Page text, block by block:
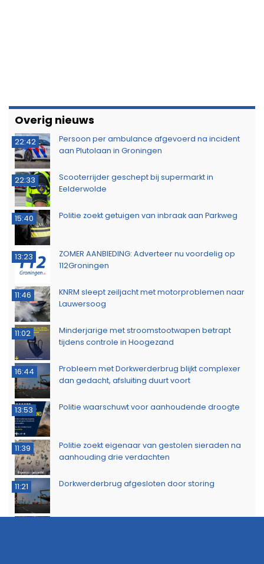
Overig nieuws
22:42
Persoon per ambulance afgevoerd na incident
aan Plutolaan in Groningen
22:33
Scooterrijder geschept bij supermarkt in
Eelderwolde
15:40 Politie zoekt getuigen van inbraak aan Parkweg
13:23
ZOMER AANBIEDING: Adverteer nu voordelig op
112Groningen
11:46
KNRM sleept zeiljacht met motorproblemen naar
Lauwersoog
11:02
Minderjarige met stroomstootwapen betrapt
tijdens controle in Hoogezand
16:44
Probleem met Dorkwerderbrug blijkt complexer
dan gedacht, afsluiting duurt voort
13:53 Politie waarschuwt voor aanhoudende droogte
11:39
Politie zoekt eigenaar van gestolen sieraden na
aanhouding drie verdachten
11:21 Dorkwerderbrug afgesloten door storing